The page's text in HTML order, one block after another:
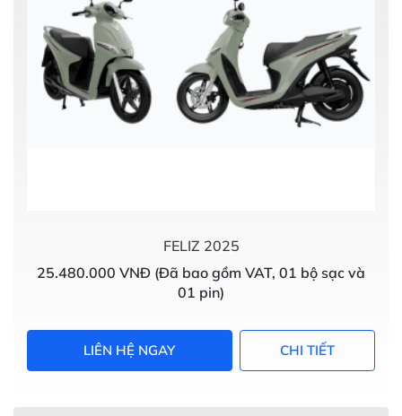
FELIZ 2025
25.480.000 VNĐ (Đã bao gồm VAT, 01 bộ sạc và
01 pin)
LIÊN HỆ NGAY CHI TIẾT